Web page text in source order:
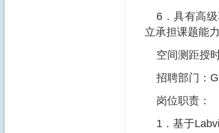
6．具有高
立承担课题能
空间测距授
招聘部门：
岗位职责：
1．基于